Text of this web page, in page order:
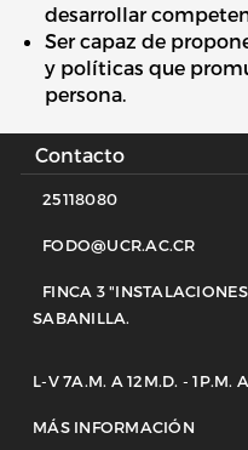
desarrollar
Ser capaz de
y políticas que
persona.
Contacto
25118080
FODO@UCR.AC.CR
FINCA 3
SABANILLA.
L-V 7A.M. A 12M.D. - 1P.M.
Enlace a contacto
MÁS INFORMACIÓN